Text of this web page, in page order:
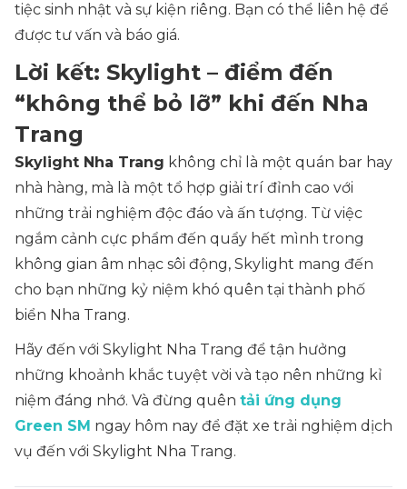
tiệc sinh nhật và sự kiện riêng. Bạn có thể liên hệ để
được tư vấn và báo giá.
Lời kết: Skylight – điểm đến
“không thể bỏ lỡ” khi đến Nha
Trang
Skylight Nha Trang không chỉ là một quán bar hay
nhà hàng, mà là một tổ hợp giải trí đỉnh cao với
những trải nghiệm độc đáo và ấn tượng. Từ việc
ngắm cảnh cực phẩm đến quẩy hết mình trong
không gian âm nhạc sôi động, Skylight mang đến
cho bạn những kỷ niệm khó quên tại thành phố
biển Nha Trang.
Hãy đến với Skylight Nha Trang để tận hưởng
những khoảnh khắc tuyệt vời và tạo nên những kỉ
niệm đáng nhớ. Và đừng quên tải ứng dụng
Green SM ngay hôm nay để đặt xe trải nghiệm dịch
vụ đến với Skylight Nha Trang.